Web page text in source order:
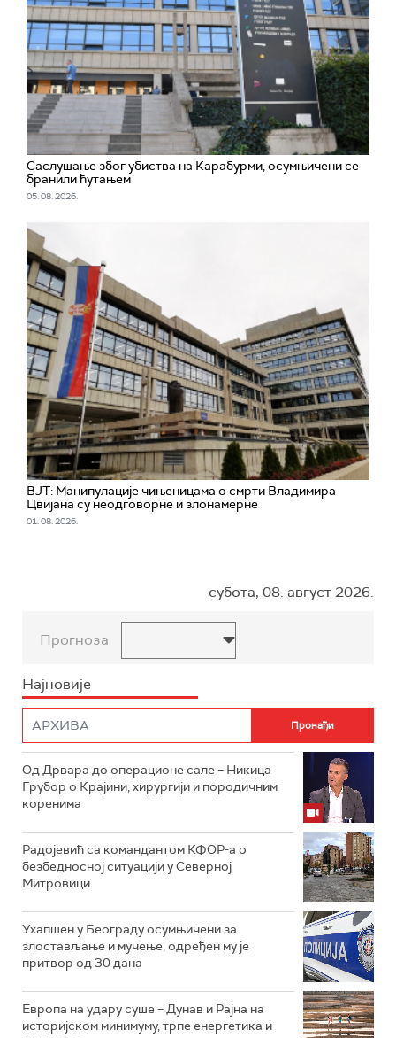
Саслушање због убиства на Карабурми, осумњичени се
бранили ћутањем
05. 08. 2026.
ВЈТ: Манипулације чињеницама о смрти Владимира
Цвијана су неодговорне и злонамерне
01. 08. 2026.
субота, 08. август 2026.
Прогноза
Најновије
Од Дрвара до операционе сале – Никица
Грубор о Крајини, хирургији и породичним
коренима
Радојевић са командантом КФОР-а о
безбедносној ситуацији у Северној
Митровици
Ухапшен у Београду осумњичени за
злостављање и мучење, одређен му је
притвор од 30 дана
Европа на удару суше – Дунав и Рајна на
историјском минимуму, трпе енергетика и